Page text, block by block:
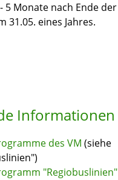
5 Monate nach Ende der
31.05. eines Jahres.
Informationen
des VM (siehe
"Regiobuslinien"